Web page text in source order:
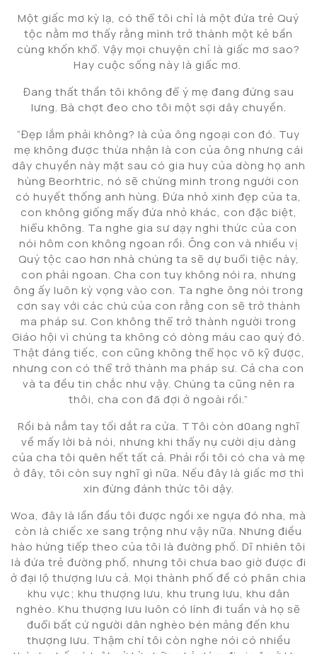
Một giấc mơ kỳ lạ, có thể tôi chỉ là một đứa trẻ Quý
tộc nằm mơ thấy rằng mình trở thành một kẻ bần
cùng khốn khổ. Vậy mọi chuyện chỉ là giấc mơ sao?
Hay cuộc sống này là giấc mơ.
Đang thất thần tôi không để ý mẹ đang đứng sau
lưng. Bà chợt đeo cho tôi một sợi dây chuyền.
“Đẹp lắm phải không? là của ông ngoại con đó. Tuy
mẹ không được thừa nhận là con của ông nhưng cái
dây chuyền này mặt sau có gia huy của dòng họ anh
hùng Beorhtric, nó sẽ chứng minh trong người con
có huyết thống anh hùng. Đứa nhỏ xinh đẹp của ta,
con không giống mấy đứa nhỏ khác, con đặc biệt,
hiểu không. Ta nghe gia sư dạy nghi thức của con
nói hôm con không ngoan rồi. Ông con và nhiều vị
Quý tộc cao hơn nhà chúng ta sẽ dự buổi tiệc này,
con phải ngoan. Cha con tuy không nói ra, nhưng
ông ấy luôn kỳ vọng vào con. Ta nghe ông nói trong
cơn say với các chú của con rằng con sẽ trở thành
ma pháp sư. Con không thể trở thành người trong
Giáo hội vì chúng ta không có dòng máu cao quý đó.
Thật đáng tiếc, con cũng không thể học võ kỹ được,
nhưng con có thể trở thành ma pháp sư. Cả cha con
và ta đều tin chắc như vậy. Chúng ta cũng nên ra
thôi, cha con đã đợi ở ngoài rồi.”
Rồi bà nắm tay tối dắt ra cửa. TTôi còn d0ang nghĩ
về mấy lời bà nói, nhưng khi thấy nụ cười dịu dàng
của cha tôi quên hết tất cả. Phải rồi tôi có cha và mẹ
ở đây, tôi còn suy nghĩ gì nữa. Nếu đây là giấc mơ thì
xin đừng đánh thức tôi dậy.
Woa, đây là lần đầu tôi được ngồi xe ngựa đó nha, mà
còn là chiếc xe sang trộng như vậy nữa. Nhưng điều
hào hứng tiếp theo của tôi là đường phố. Dĩ nhiên tôi
là đứa trẻ đường phố, nhưng tôi chưa bao giờ được đi
ở đại lộ thượng lưu cả. Mọi thành phố đề có phân chia
khu vực; khu thượng lưu, khu trung lưu, khu dân
nghèo. Khu thượng lưu luôn có lính đi tuần và họ sẽ
đuổi bất cứ người dân nghèo bén mảng đến khu
thượng lưu. Thậm chí tôi còn nghe nói có nhiều